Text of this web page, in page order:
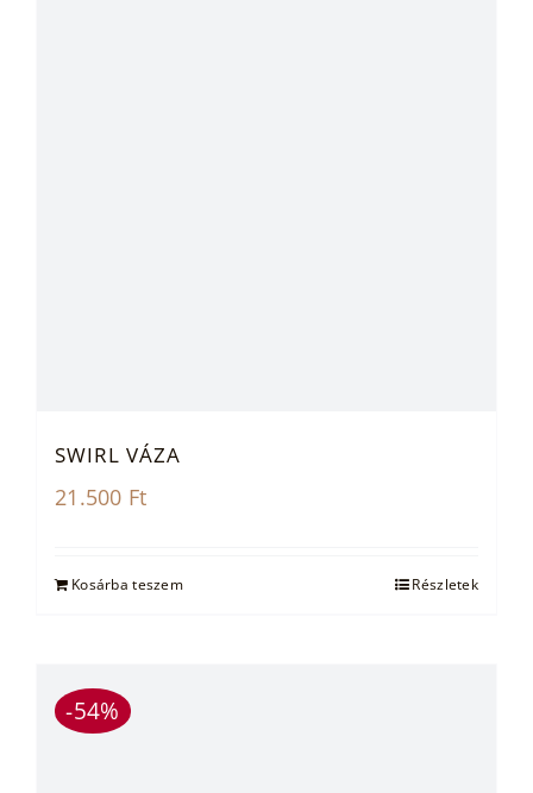
SWIRL VÁZA
21.500 Ft
Kosárba teszem Részletek
-54%